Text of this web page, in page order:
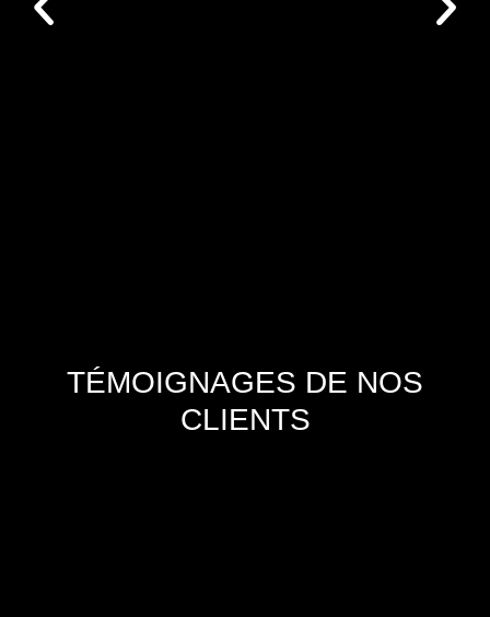
TÉMOIGNAGES DE NOS
CLIENTS